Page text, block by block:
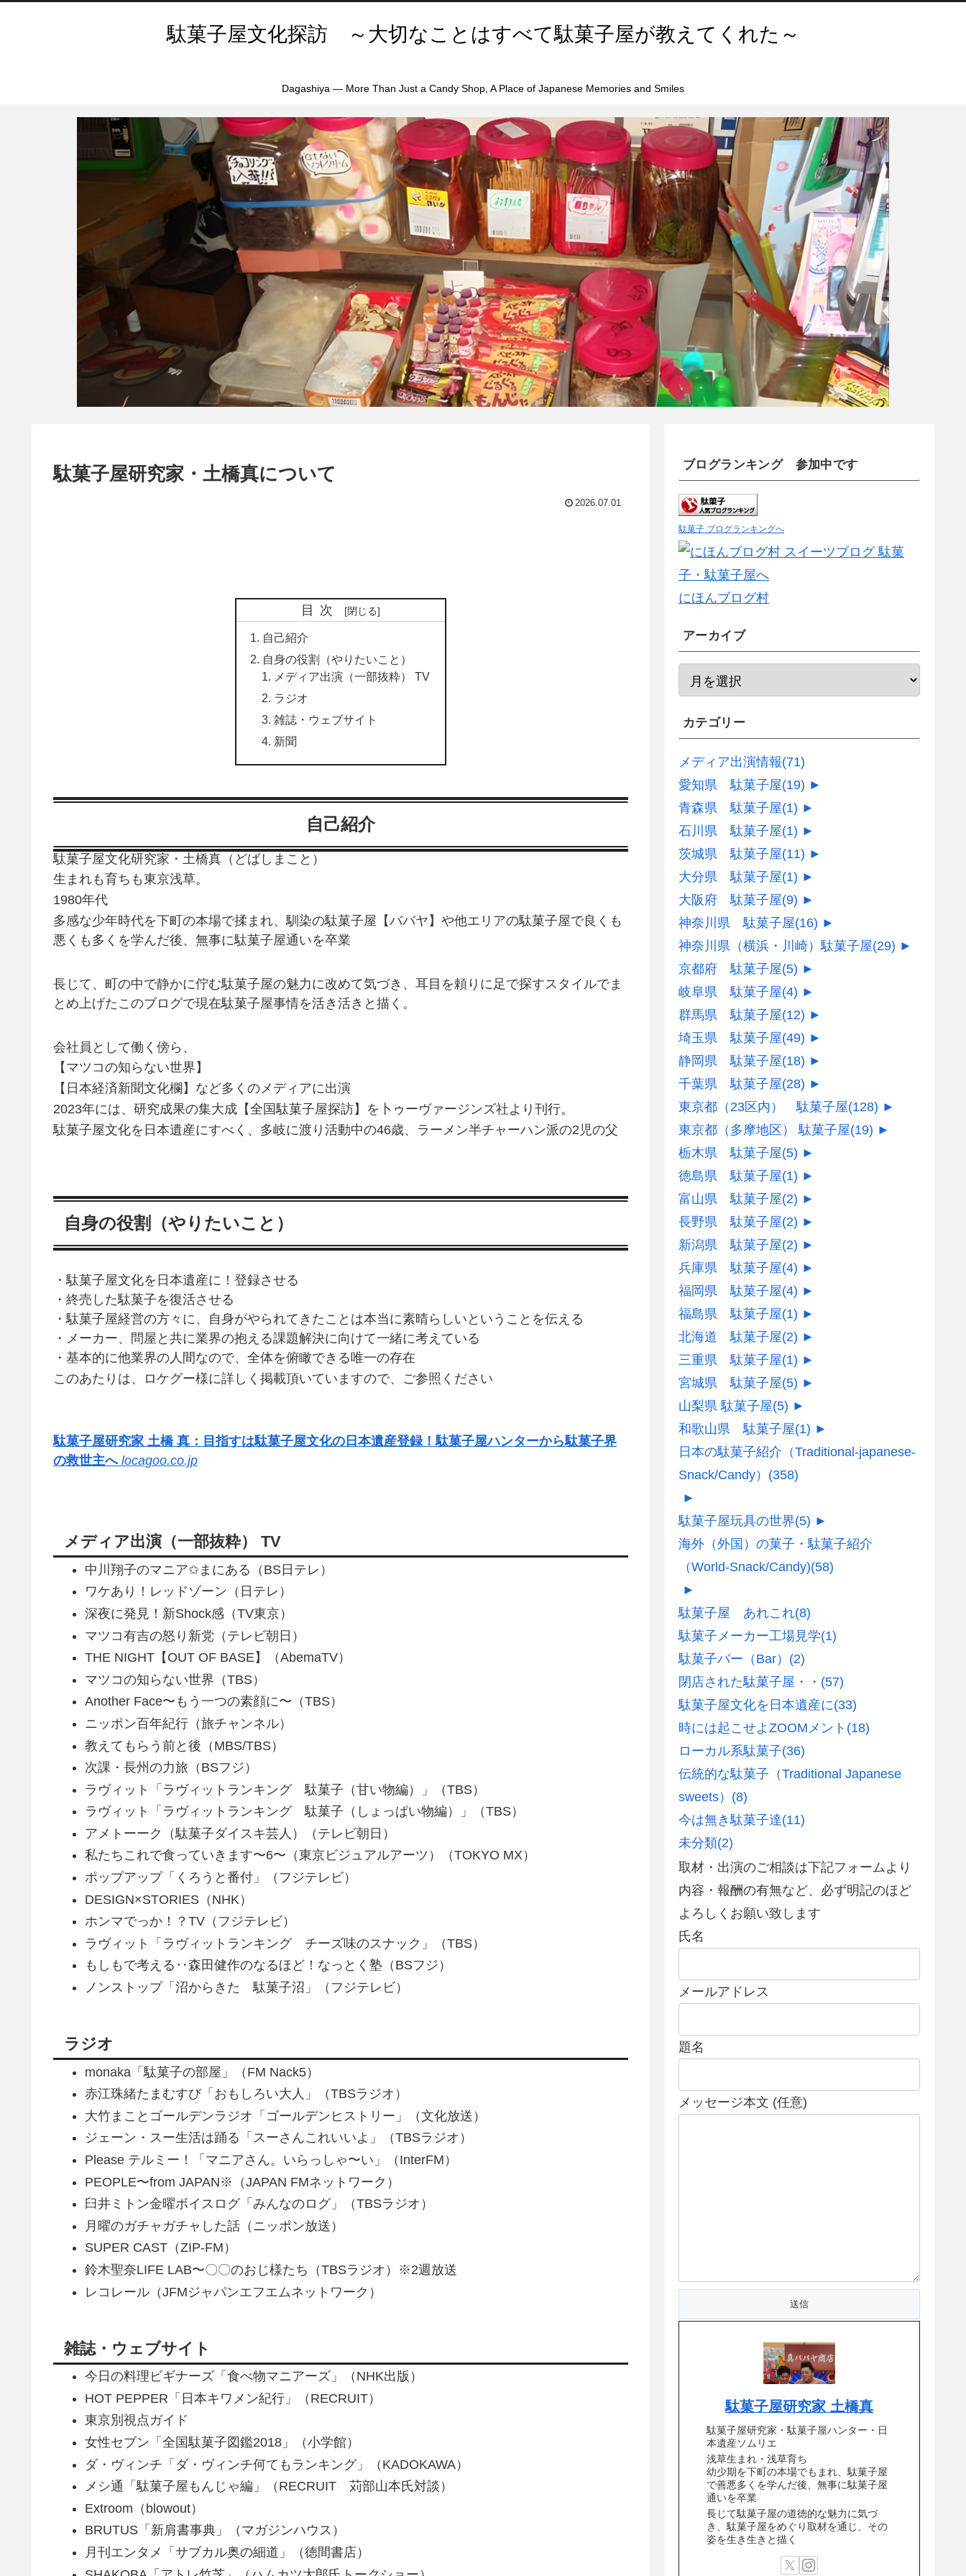
駄菓子屋文化探訪 ～大切なことはすべて駄菓子屋が教えてくれた～
Dagashiya — More Than Just a Candy Shop, A Place of Japanese Memories and Smiles
駄菓子屋研究家・土橋真について
2026.07.01
目次
自己紹介
自身の役割（やりたいこと）
メディア出演（一部抜粋） TV
ラジオ
雑誌・ウェブサイト
新聞
自己紹介
駄菓子屋文化研究家・土橋真（どばしまこと）
生まれも育ちも東京浅草。
1980年代
多感な少年時代を下町の本場で揉まれ、馴染の駄菓子屋【ババヤ】や他エリアの駄菓子屋で良くも
悪くも多くを学んだ後、無事に駄菓子屋通いを卒業
長じて、町の中で静かに佇む駄菓子屋の魅力に改めて気づき、耳目を頼りに足で探すスタイルでま
とめ上げたこのブログで現在駄菓子屋事情を活き活きと描く。
会社員として働く傍ら、
【マツコの知らない世界】
【日本経済新聞文化欄】など多くのメディアに出演
2023年には、研究成果の集大成【全国駄菓子屋探訪】を卜ゥーヴァージンズ社より刊行。
駄菓子屋文化を日本遺産にすべく、多岐に渡り活動中の46歳、ラーメン半チャーハン派の2児の父
自身の役割（やりたいこと）
・駄菓子屋文化を日本遺産に！登録させる
・終売した駄菓子を復活させる
・駄菓子屋経営の方々に、自身がやられてきたことは本当に素晴らしいということを伝える
・メーカー、問屋と共に業界の抱える課題解決に向けて一緒に考えている
・基本的に他業界の人間なので、全体を俯瞰できる唯一の存在
このあたりは、ロケグー様に詳しく掲載頂いていますので、ご参照ください
駄菓子屋研究家 土橋 真：目指すは駄菓子屋文化の日本遺産登録！駄菓子屋ハンターから駄菓子界
の救世主へ locagoo.co.jp
メディア出演（一部抜粋） TV
中川翔子のマニア✩まにある（BS日テレ）
ワケあり！レッドゾーン（日テレ）
深夜に発見！新Shock感（TV東京）
マツコ有吉の怒り新党（テレビ朝日）
THE NIGHT【OUT OF BASE】（AbemaTV）
マツコの知らない世界（TBS）
Another Face〜もう一つの素顔に〜（TBS）
ニッポン百年紀行（旅チャンネル）
教えてもらう前と後（MBS/TBS）
次課・長州の力旅（BSフジ）
ラヴィット「ラヴィットランキング 駄菓子（甘い物編）」（TBS）
ラヴィット「ラヴィットランキング 駄菓子（しょっぱい物編）」（TBS）
アメトーーク（駄菓子ダイスキ芸人）（テレビ朝日）
私たちこれで食っていきます〜6〜（東京ビジュアルアーツ）（TOKYO MX）
ポップアップ「くろうと番付」（フジテレビ）
DESIGN×STORIES（NHK）
ホンマでっか！？TV（フジテレビ）
ラヴィット「ラヴィットランキング チーズ味のスナック」（TBS）
もしもで考える‥森田健作のなるほど！なっとく塾（BSフジ）
ノンストップ「沼からきた 駄菓子沼」（フジテレビ）
ラジオ
monaka「駄菓子の部屋」（FM Nack5）
赤江珠緒たまむすび「おもしろい大人」（TBSラジオ）
大竹まことゴールデンラジオ「ゴールデンヒストリー」（文化放送）
ジェーン・スー生活は踊る「スーさんこれいいよ」（TBSラジオ）
Please テルミー！「マニアさん。いらっしゃ〜い」（InterFM）
PEOPLE〜from JAPAN※（JAPAN FMネットワーク）
臼井ミトン金曜ボイスログ「みんなのログ」（TBSラジオ）
月曜のガチャガチャした話（ニッポン放送）
SUPER CAST（ZIP-FM）
鈴木聖奈LIFE LAB〜〇〇のおじ様たち（TBSラジオ）※2週放送
レコレール（JFMジャパンエフエムネットワーク）
雑誌・ウェブサイト
今日の料理ビギナーズ「食べ物マニアーズ」（NHK出版）
HOT PEPPER「日本キワメン紀行」（RECRUIT）
東京別視点ガイド
女性セブン「全国駄菓子図鑑2018」（小学館）
ダ・ヴィンチ「ダ・ヴィンチ何てもランキング」（KADOKAWA）
メシ通「駄菓子屋もんじゃ編」（RECRUIT 苅部山本氏対談）
Extroom（blowout）
BRUTUS「新肩書事典」（マガジンハウス）
月刊エンタメ「サブカル奥の細道」（徳間書店）
ブログランキング 参加中です
駄菓子 ブログランキングへ
にほんブログ村
アーカイブ
カテゴリー
メディア出演情報(71)
愛知県 駄菓子屋(19) ►
青森県 駄菓子屋(1) ►
石川県 駄菓子屋(1) ►
茨城県 駄菓子屋(11) ►
大分県 駄菓子屋(1) ►
大阪府 駄菓子屋(9) ►
神奈川県 駄菓子屋(16) ►
神奈川県（横浜・川崎）駄菓子屋(29) ►
京都府 駄菓子屋(5) ►
岐阜県 駄菓子屋(4) ►
群馬県 駄菓子屋(12) ►
埼玉県 駄菓子屋(49) ►
静岡県 駄菓子屋(18) ►
千葉県 駄菓子屋(28) ►
東京都（23区内） 駄菓子屋(128) ►
東京都（多摩地区） 駄菓子屋(19) ►
栃木県 駄菓子屋(5) ►
徳島県 駄菓子屋(1) ►
富山県 駄菓子屋(2) ►
長野県 駄菓子屋(2) ►
新潟県 駄菓子屋(2) ►
兵庫県 駄菓子屋(4) ►
福岡県 駄菓子屋(4) ►
福島県 駄菓子屋(1) ►
北海道 駄菓子屋(2) ►
三重県 駄菓子屋(1) ►
宮城県 駄菓子屋(5) ►
山梨県 駄菓子屋(5) ►
和歌山県 駄菓子屋(1) ►
日本の駄菓子紹介（Traditional-japanese-
Snack/Candy） (358)
►
駄菓子屋玩具の世界(5) ►
海外（外国）の菓子・駄菓子紹介
（World-Snack/Candy)(58)
►
駄菓子屋 あれこれ(8)
駄菓子メーカー工場見学(1)
駄菓子バー（Bar） (2)
閉店された駄菓子屋・・ (57)
駄菓子屋文化を日本遺産に(33)
時には起こせよZOOMメント (18)
ローカル系駄菓子(36)
伝統的な駄菓子（Traditional Japanese
sweets） (8)
今は無き駄菓子達(11)
未分類(2)
取材・出演のご相談は下記フォームより
内容・報酬の有無など、必ず明記のほど
よろしくお願い致します
氏名
メールアドレス
題名
メッセージ本文 (任意)
駄菓子屋研究家 土橋真
駄菓子屋研究家・駄菓子屋ハンター・日
本遺産ソムリエ
浅草生まれ・浅草育ち
幼少期を下町の本場でもまれ、駄菓子屋
で善悪多くを学んだ後、無事に駄菓子屋
通いを卒業
長じて駄菓子屋の道徳的な魅力に気づ
き、駄菓子屋をめぐり取材を通じ、その
姿を生き生きと描く